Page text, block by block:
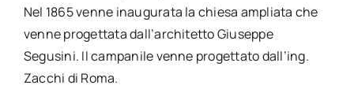
Nel 1865 venne inaugurata la chiesa ampliata che
venne progettata dall’architetto Giuseppe
Segusini. Il campanile venne progettato dall’ing.
Zacchi di Roma.